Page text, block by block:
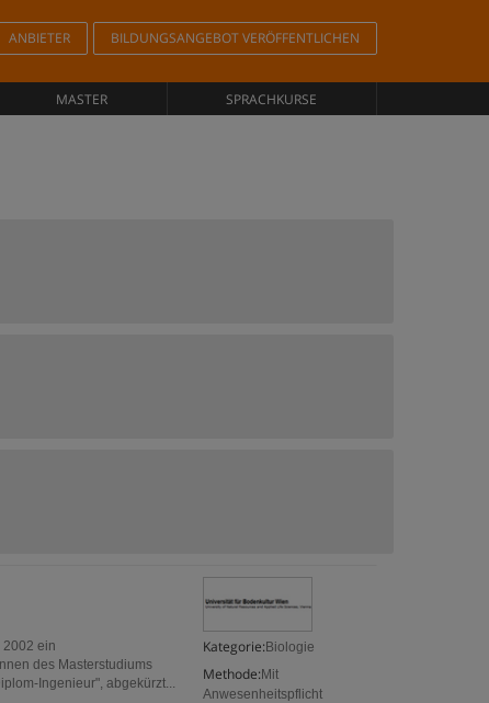
ANBIETER BILDUNGSANGEBOT VERÖFFENTLICHEN
MASTER SPRACHKURSE
Kategorie: Biologie
Methode: Mit
Anwesenheitspflicht
2002 ein
des Masterstudiums
Ingenieur", abgekürzt...